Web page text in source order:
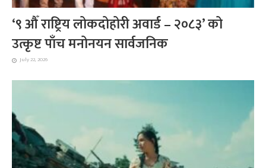
‘९ औँ राष्ट्रिय लोकदोहोरी अवार्ड – २०८३’ को
उत्कृष्ट पाँच मनोनयन सार्वजनिक
July 22, 2026